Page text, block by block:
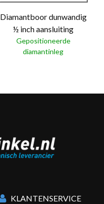
Diamantboor dunwandig
½ inch aansluiting
Gepositioneerde
diamantinleg
KLANTENSERVICE